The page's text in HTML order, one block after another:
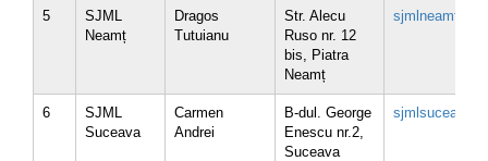
5
SJML
Neamț
Dragos
Tutuianu
Str. Alecu
Ruso nr. 12
bis, Piatra
Neamț
6
SJML
Suceava
Carmen
Andrei
B-dul. George
Enescu nr.2,
Suceava